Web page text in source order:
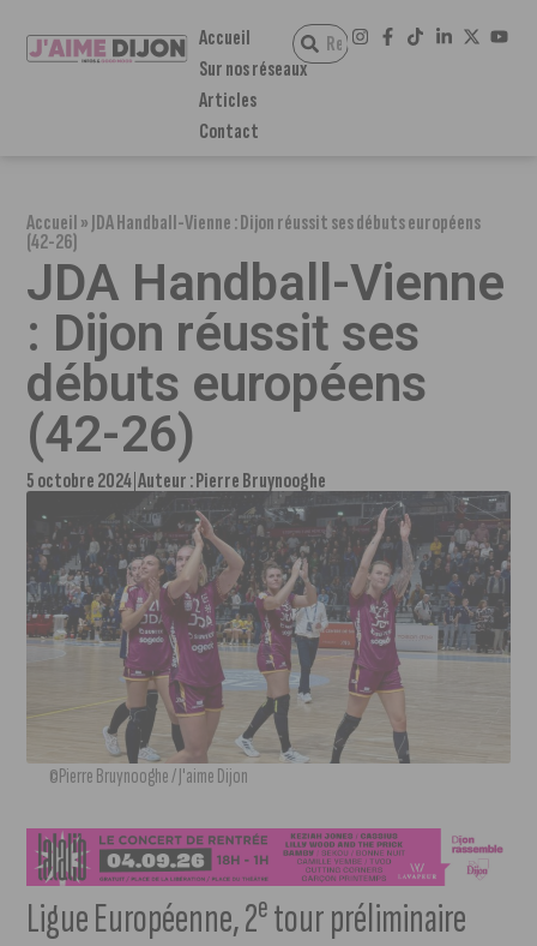
Accueil
Sur nos réseaux
Articles
Contact
Accueil»JDA Handball-Vienne : Dijon réussit ses débuts européens
(42-26)
JDA Handball-Vienne
: Dijon réussit ses
débuts européens
(42-26)
5 octobre 2024 Auteur :Pierre Bruynooghe
©Pierre Bruynooghe / J'aime Dijon
Ligue Européenne, 2etour préliminaire